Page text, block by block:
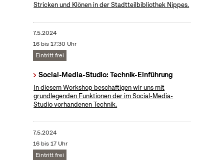
Stricken und Klönen in der Stadtteilbibliothek Nippes.
7.5.2024
16 bis 17:30 Uhr
Eintritt frei
Social-Media-Studio: Technik-Einführung
In diesem Workshop beschäftigen wir uns mit
grundlegenden Funktionen der im Social-Media-
Studio vorhandenen Technik.
7.5.2024
16 bis 17 Uhr
Eintritt frei